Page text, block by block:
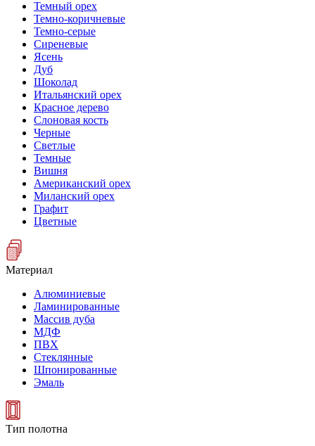
Темный орех
Темно-коричневые
Темно-серые
Сиреневые
Ясень
Дуб
Шоколад
Итальянский орех
Красное дерево
Слоновая кость
Черные
Светлые
Темные
Вишня
Американский орех
Миланский орех
Графит
Цветные
Материал
Алюминиевые
Ламинированные
Массив дуба
МДФ
ПВХ
Стеклянные
Шпонированные
Эмаль
Тип полотна